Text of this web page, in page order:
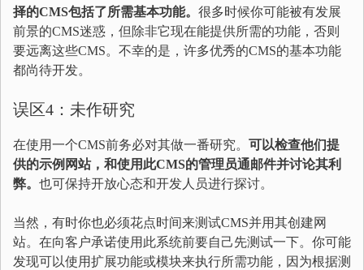
择的CMS包括了所需基本功能。 很多时候你可能被有发展
前景的CMS迷惑，但除非它现在能提供所需的功能，否则
要远离这些CMS。不幸的是，许多优秀的CMS的基本功能
都尚待开发。
误区4：未作研究
在使用一个CMS前务必对其做一番研究。 可以检查他们提
供的示例网站，和使用此CMS的管理员通邮件并讨论其利
弊。 也可保持开放心态和开发人员进行探讨。
当然，有时你也必须花点时间来测试CMS并用其创建网
站。在向客户承诺使用此系统前要自己先测试一下。你可能
发现可以使用扩展功能或模块来执行所需功能，因为根据测